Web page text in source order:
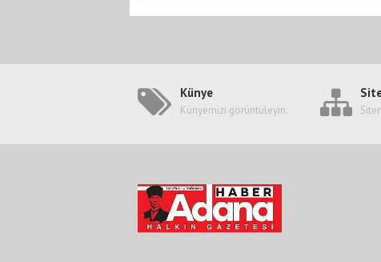
Künye
Künyemizi görüntüleyin.